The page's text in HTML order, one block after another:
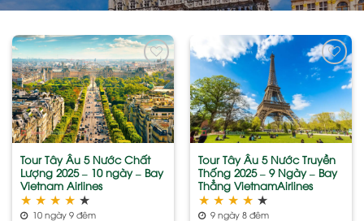
Add
to
wishlist
Tour Tây Âu 5 Nước Chất
Lượng 2025 – 10 ngày – Bay
Vietnam Airlines
★ ★ ★ ★ ★
10 ngày 9 đêm
Add
to
wishlist
Tour Tây Âu 5 Nước Truyền
Thống 2025 – 9 Ngày – Bay
Thẳng VietnamAirlines
★ ★ ★ ★ ★
9 ngày 8 đêm